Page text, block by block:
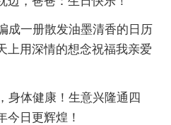
成一册散发油墨清香的日历
上用深情的想念祝福我亲爱
身体健康！生意兴隆通四
今日更辉煌！